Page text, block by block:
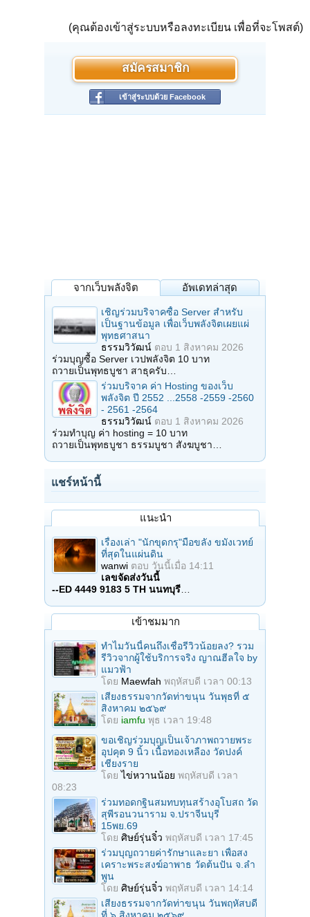
(คุณต้องเข้าสู่ระบบหรือลงทะเบียน เพื่อที่จะโพสต์)
สมัครสมาชิก
เข้าสู่ระบบด้วย Facebook
จากเว็บพลังจิต อัพเดทล่าสุด
เชิญร่วมบริจาคซื้อ Server สำหรับ
เป็นฐานข้อมูล เพื่อเว็บพลังจิตเผยแผ่
พุทธศาสนา
ธรรมวิวัฒน์ ตอบ 1 สิงหาคม 2026
ร่วมบุญซื้อ Server เวปพลังจิต 10 บาท
ถวายเป็นพุทธบูชา สาธุครับ…
ร่วมบริจาค ค่า Hosting ของเว็บ
พลังจิต ปี 2552 ...2558 -2559 -2560
- 2561 -2564
ธรรมวิวัฒน์ ตอบ 1 สิงหาคม 2026
ร่วมทำบุญ ค่า hosting = 10 บาท
ถวายเป็นพุทธบูชา ธรรมบูชา สังฆบูชา…
แชร์หน้านี้
แนะนำ
เรื่องเล่า "นักขุดกรุ"มือขลัง ขมังเวทย์
ที่สุดในแผ่นดิน
wanwi ตอบ วันนี้เมื่อ 14:11
เลขจัดส่งวันนี้
--ED 4449 9183 5 TH นนทบุรี
เข้าชมมาก
ทำไมวันนี้คนถึงเชื่อรีวิวน้อยลง? รวม
รีวิวจากผู้ใช้บริการจริง ญาณฮีลใจ by
แมวฟ้า
โดย Maewfah พฤหัสบดี เวลา 00:13
เสียงธรรมจากวัดท่าขนุน วันพุธที่ ๕
สิงหาคม ๒๕๖๙
โดย iamfu พุธ เวลา 19:48
ขอเชิญร่วมบุญเป็นเจ้าภาพถวายพระ
อุปคุต 9 นิ้ว เนื้อทองเหลือง วัดปงค์
เชียงราย
โดยไข่หวานน้อย พฤหัสบดี เวลา
08:23
ร่วมทอดกฐินสมทบทุนสร้างอุโบสถ วัด
สุพีรอนวนาราม จ.ปราจีนบุรี
15พย.69
โดย ศิษย์รุ่นจิ๋ว พฤหัสบดี เวลา 17:45
ร่วมบุญถวายค่ารักษาและยา เพื่อสง
เคราะพระสงฆ์อาพาธ วัดต้นปัน จ.ลํา
พูน
โดย ศิษย์รุ่นจิ๋ว พฤหัสบดี เวลา 14:14
เสียงธรรมจากวัดท่าขนุน วันพฤหัสบดี